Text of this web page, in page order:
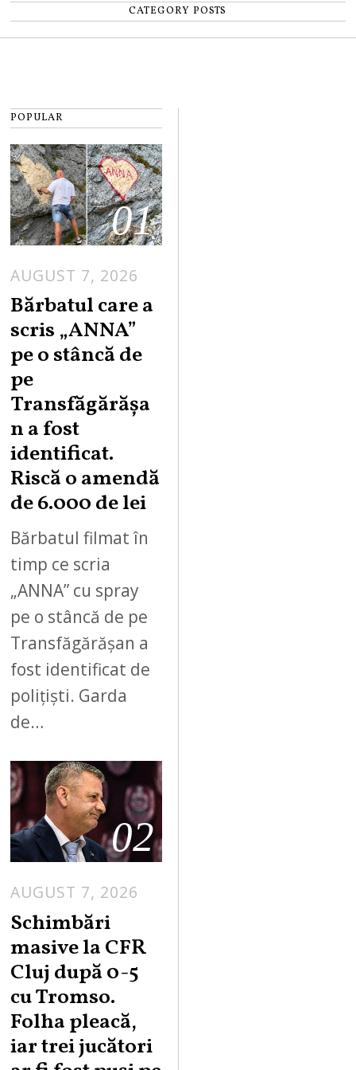
CATEGORY POSTS
POPULAR
01
AUGUST 7, 2026
Bărbatul care a
scris „ANNA”
pe o stâncă de
pe
Transfăgărășa
n a fost
identificat.
Riscă o amendă
de 6.000 de lei
Bărbatul filmat în
timp ce scria
„ANNA” cu spray
pe o stâncă de pe
Transfăgărășan a
fost identificat de
polițiști. Garda
de…
02
AUGUST 7, 2026
Schimbări
masive la CFR
Cluj după 0-5
cu Tromso.
Folha pleacă,
iar trei jucători